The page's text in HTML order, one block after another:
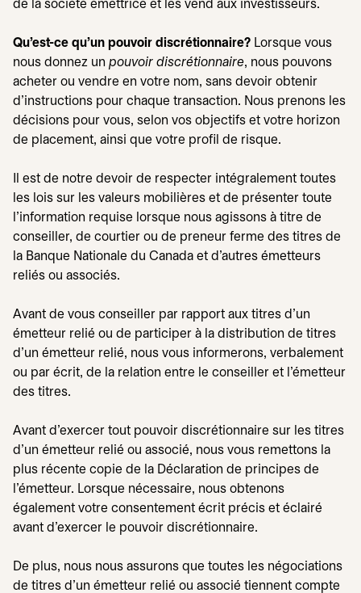
de la société émettrice et les vend aux investisseurs.
Qu'est-ce qu'un pouvoir discrétionnaire? Lorsque vous
nous donnez un pouvoir discrétionnaire, nous pouvons
acheter ou vendre en votre nom, sans devoir obtenir
d'instructions pour chaque transaction. Nous prenons les
décisions pour vous, selon vos objectifs et votre horizon
de placement, ainsi que votre profil de risque.
Il est de notre devoir de respecter intégralement toutes
les lois sur les valeurs mobilières et de présenter toute
l'information requise lorsque nous agissons à titre de
conseiller, de courtier ou de preneur ferme des titres de
la Banque Nationale du Canada et d'autres émetteurs
reliés ou associés.
Avant de vous conseiller par rapport aux titres d'un
émetteur relié ou de participer à la distribution de titres
d'un émetteur relié, nous vous informerons, verbalement
ou par écrit, de la relation entre le conseiller et l'émetteur
des titres.
Avant d'exercer tout pouvoir discrétionnaire sur les titres
d'un émetteur relié ou associé, nous vous remettons la
plus récente copie de la Déclaration de principes de
l'émetteur. Lorsque nécessaire, nous obtenons
également votre consentement écrit précis et éclairé
avant d'exercer le pouvoir discrétionnaire.
De plus, nous nous assurons que toutes les négociations
de titres d'un émetteur relié ou associé tiennent compte